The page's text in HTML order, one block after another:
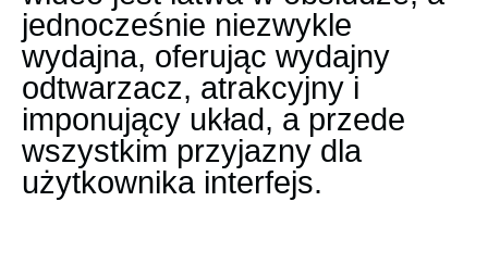
jednocześnie niezwykle
wydajna, oferując wydajny
odtwarzacz, atrakcyjny i
imponujący układ, a przede
wszystkim przyjazny dla
użytkownika interfejs.